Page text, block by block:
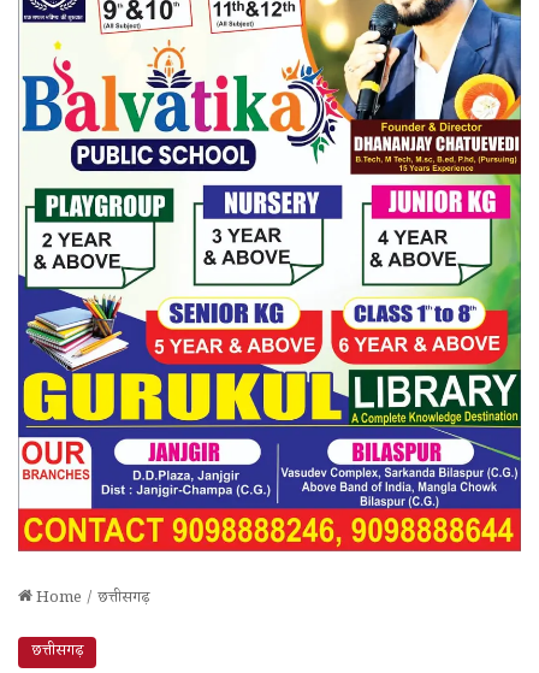
Home / छत्तीसगढ़
छत्तीसगढ़